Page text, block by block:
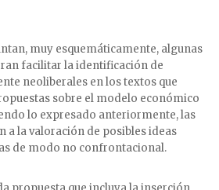
muy esquemáticamente, algunas
facilitar la identificación de
neoliberales en los textos que
sobre el modelo económico
lo expresado anteriormente, las
a la valoración de posibles ideas
de modo no confrontacional.